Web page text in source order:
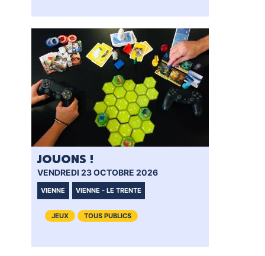
JOUONS !
VENDREDI 23 OCTOBRE 2026
VIENNE VIENNE - LE TRENTE
JEUX TOUS PUBLICS